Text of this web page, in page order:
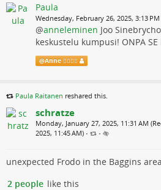
Paula
Wednesday, February 26, 2025, 3:13 PM
@anneleminen Joo
keskustelu kumpusi! ONPA SE
@Anne 🏳️‍🌈🇪🇺
Paula Raitanen reshared this.
schratze
Monday, January 27, 2025, 11:31 AM
2025, 11:45 AM) • •
unexpected Frodo in the Baggins area
2 people like this